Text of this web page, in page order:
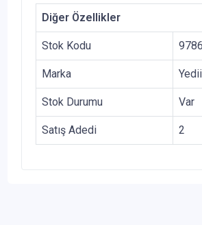
Diğer Özellikler
Stok Kodu
Marka
Stok Durumu Var
Satış Adedi 2